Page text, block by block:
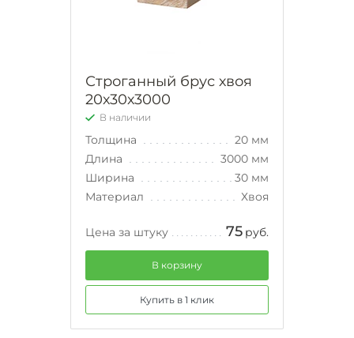
Строганный брус хвоя
20х30х3000
В наличии
Толщина
20 мм
Длина
3000 мм
Ширина
30 мм
Материал
Хвоя
Цена за штуку 75 руб.
В корзину
Купить в 1 клик